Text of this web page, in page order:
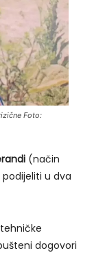
Foto:
(način
u dva
dogovori